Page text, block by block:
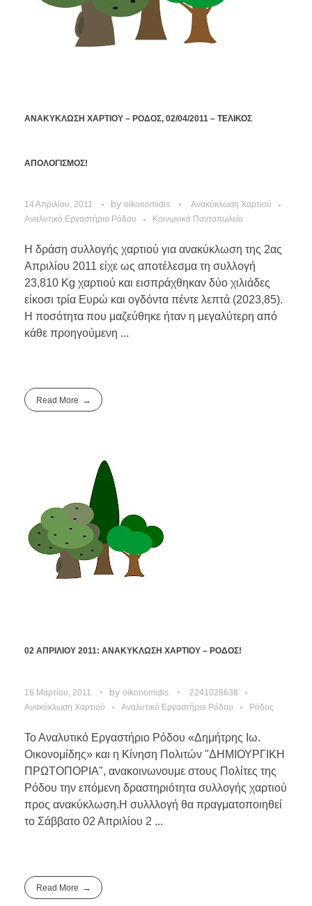
ΑΝΑΚΥΚΛΩΣΗ ΧΑΡΤΙΟΥ – ΡΟΔΟΣ, 02/04/2011 – ΤΕΛΙΚΟΣ
ΑΠΟΛΟΓΙΣΜΟΣ!
14 Απριλίου, 2011 by oikonomidis
Ανακύκλωση Χαρτιού
Αναλυτικό Εργαστήριο Ρόδου
Κοινωνικό Παντοπωλείο
Η δράση συλλογής χαρτιού για ανακύκλωση της 2ας
Απριλίου 2011 είχε ως αποτέλεσμα τη συλλογή
23,810 Kg χαρτιού και εισπράχθηκαν δύο χιλιάδες
είκοσι τρία Ευρώ και ογδόντα πέντε λεπτά (2023,85).
Η ποσότητα που μαζεύθηκε ήταν η μεγαλύτερη από
κάθε προηγούμενη ...
Read More
02 ΑΠΡΙΛΙΟΥ 2011: ΑΝΑΚΥΚΛΩΣΗ ΧΑΡΤΙΟΥ – ΡΟΔΟΣ!
16 Μαρτίου, 2011 by oikonomidis
2241028638
Ανακύκλωση Χαρτιού
Αναλυτικό Εργαστήριο Ρόδου Ρόδος
Το Αναλυτικό Εργαστήριο Ρόδου «Δημήτρης Ιω.
Οικονομίδης» και η Κίνηση Πολιτών "ΔΗΜΙΟΥΡΓΙΚΗ
ΠΡΩΤΟΠΟΡΙΑ", ανακοινωνουμε στους Πολίτες της
Ρόδου την επόμενη δραστηριότητα συλλογής χαρτιού
προς ανακύκλωση.Η συλλλογή θα πραγματοποιηθεί
το Σάββατο 02 Απριλίου 2 ...
Read More